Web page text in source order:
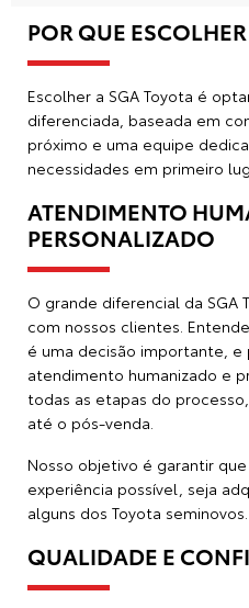
POR QUE
Escolher a SGA Toyota é
diferenciada, baseada em
próximo e uma equipe
necessidades em primeiro
ATENDIMENTO
PERSONALIZADO
O grande diferencial da SGA
com nossos clientes.
é uma decisão importante,
atendimento humanizado e
todas as etapas do
até o pós-venda.
Nosso objetivo é garantir
experiência possível, seja
alguns dos Toyota seminovos.
QUALIDADE E